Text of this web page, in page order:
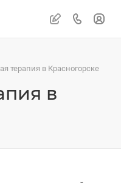
терапия в Красногорске
в